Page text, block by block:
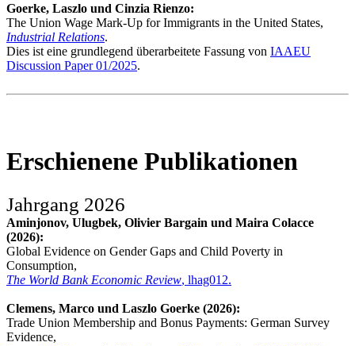
Goerke, Laszlo und Cinzia Rienzo:
The Union Wage Mark-Up for Immigrants in the United States,
Industrial Relations.
Dies ist eine grundlegend überarbeitete Fassung von IAAEU
Discussion Paper 01/2025.
Erschienene Publikationen
Jahrgang 2026
Aminjonov, Ulugbek, Olivier Bargain und Maira Colacce
(2026):
Global Evidence on Gender Gaps and Child Poverty in
Consumption,
The World Bank Economic Review, lhag012.
Clemens, Marco und Laszlo Goerke (2026):
Trade Union Membership and Bonus Payments: German Survey
Evidence,